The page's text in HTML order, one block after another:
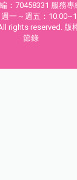
：70458331 服務專
一～週五：
rights reserved. 版
節錄